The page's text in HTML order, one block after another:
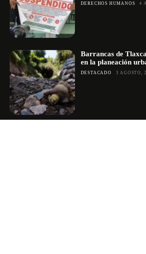
DERECHOS HUMANOS 4
Barrancas de
en la planeación
DESTACADO 3 AGOSTO,